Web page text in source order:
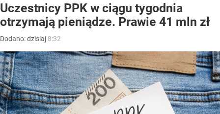
Uczestnicy PPK w ciągu tygodnia
otrzymają pieniądze. Prawie 41 mln zł
Dodano:dzisiaj 8:32